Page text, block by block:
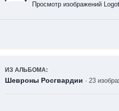
Просмотр изображений
ИЗ АЛЬБОМА:
Шевроны Росгвардии · 23